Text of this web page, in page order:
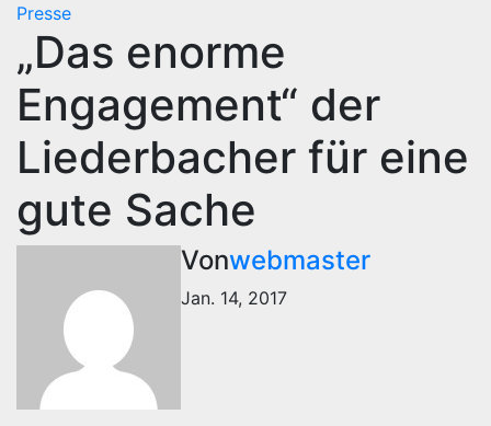
Presse
„Das enorme
Engagement“ der
Liederbacher für eine
gute Sache
Vonwebmaster
Jan. 14, 2017